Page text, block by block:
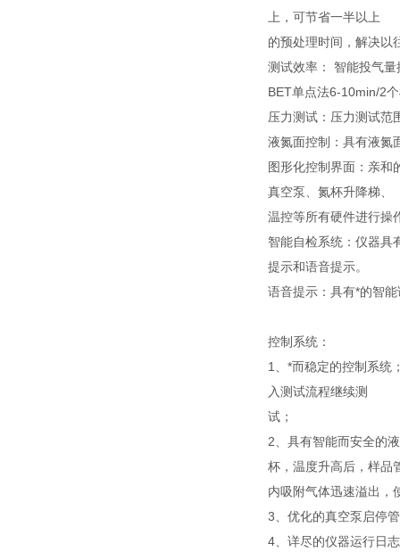
上，可节省一半以上
的预处理时间，解决以
测试效率： 智能投气
BET单点法6-10min/2
压力测试：压力测试范
液氮面控制：具有液氮
图形化控制界面：亲和
真空泵、氮杯升降梯、
温控等所有硬件进行操
智能自检系统：仪器具
提示和语音提示。
语音提示：具有*的智
控制系统：
1、*而稳定的控制系统
入测试流程继续测
试；
2、具有智能而安全的
杯，温度升高后，样品
内吸附气体迅速溢出，
3、优化的真空泵启停
4、详尽的仪器运行日